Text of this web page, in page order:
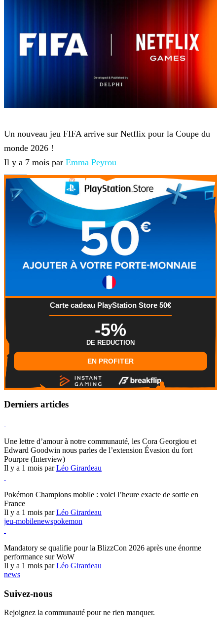
Un nouveau jeu FIFA arrive sur Netflix pour la Coupe du
monde 2026 !
Il y a 7 mois par Emma Peyrou
Carte cadeau PlayStation Store 50€
-5%
DE REDUCTION
EN PROFITER
Derniers articles
Une lettre d’amour à notre communauté, les Cora Georgiou et
Edward Goodwin nous parles de l’extension Évasion du fort
Pourpre (Interview)
Il y a 1 mois parLéo Girardeau
Pokémon Champions mobile : voici l’heure exacte de sortie en
France
Il y a 1 mois parLéo Girardeau
jeu-mobilenewspokemon
Mandatory se qualifie pour la BlizzCon 2026 après une énorme
performance sur WoW
Il y a 1 mois parLéo Girardeau
news
Suivez-nous
Rejoignez la communauté pour ne rien manquer.